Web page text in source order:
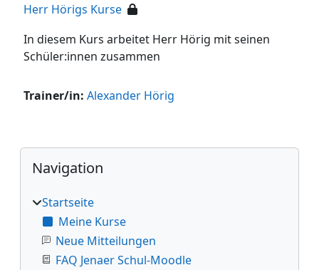
Herr Hörigs Kurse
In diesem Kurs arbeitet Herr Hörig mit seinen
Schüler:innen zusammen
Trainer/in: Alexander Hörig
Blöcke
Navigation überspringen
Navigation
Startseite
Meine Kurse
Neue Mitteilungen
FAQ Jenaer Schul-Moodle